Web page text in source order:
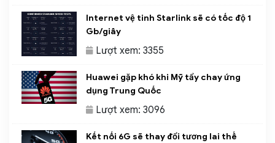
Internet vệ tinh Starlink sẽ có tốc độ 1
Gb/giây
Lượt xem: 3355
Huawei gặp khó khi Mỹ tẩy chay ứng
dụng Trung Quốc
Lượt xem: 3096
Kết nối 6G sẽ thay đổi tương lai thế